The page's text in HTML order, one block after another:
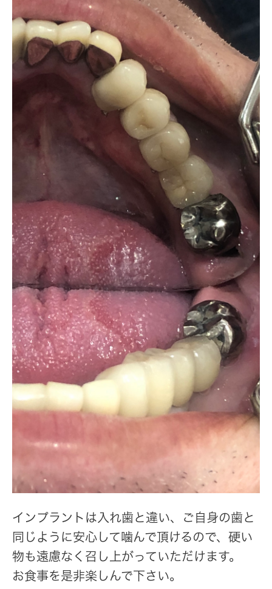
インプラントは入れ歯と違い、ご自身の歯と
同じように安心して噛んで頂けるので、硬い
物も遠慮なく召し上がっていただけます。
お食事を是非楽しんで下さい。